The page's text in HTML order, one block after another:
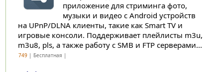
приложение для стриминга фото,
музыки и видео с Android устройств
на UPnP/DLNA клиенты, такие как Smart TV и
игровые консоли. Поддерживает плейлисты m3u,
m3u8, pls, а также работу с SMB и FTP серверами...
749| Бесплатная |